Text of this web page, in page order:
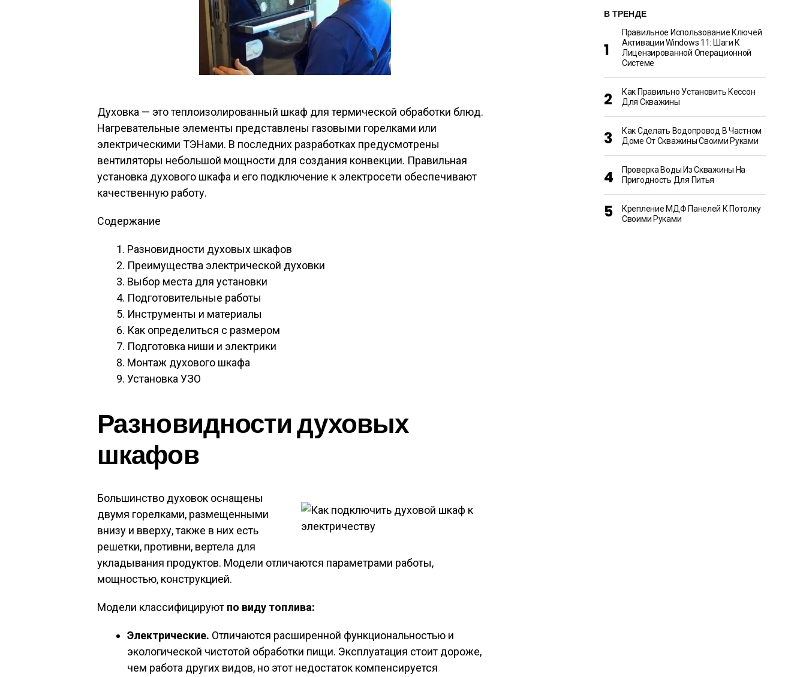
Духовка — это теплоизолированный шкаф для термической обработки блюд.
Нагревательные элементы представлены газовыми горелками или
электрическими ТЭНами. В последних разработках предусмотрены
вентиляторы небольшой мощности для создания конвекции. Правильная
установка духового шкафа и его подключение к электросети обеспечивают
качественную работу.
Содержание
Разновидности духовых шкафов
Преимущества электрической духовки
Выбор места для установки
Подготовительные работы
Инструменты и материалы
Как определиться с размером
Подготовка ниши и электрики
Монтаж духового шкафа
Установка УЗО
Разновидности духовых
шкафов
Большинство духовок оснащены
двумя горелками, размещенными
внизу и вверху, также в них есть
решетки, противни, вертела для
укладывания продуктов. Модели отличаются параметрами работы,
мощностью, конструкцией.
Модели классифицируют по виду топлива:
Электрические. Отличаются расширенной функциональностью и
экологической чистотой обработки пищи. Эксплуатация стоит дороже,
чем работа других видов, но этот недостаток компенсируется
В ТРЕНДЕ
Правильное Использование Ключей
Активации Windows 11: Шаги К
Лицензированной Операционной
Системе
Как Правильно Установить Кессон
Для Скважины
Как Сделать Водопровод В Частном
Доме От Скважины Своими Руками
Проверка Воды Из Скважины На
Пригодность Для Питья
Крепление МДФ Панелей К Потолку
Своими Руками